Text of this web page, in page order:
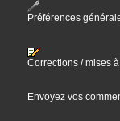
Préférences
Corrections / mises
Envoyez vos